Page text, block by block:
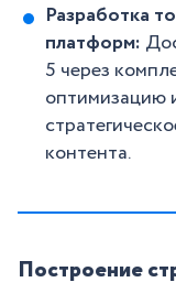
Разработка
платформ:
5 через
оптимизацию
контента.
Построение